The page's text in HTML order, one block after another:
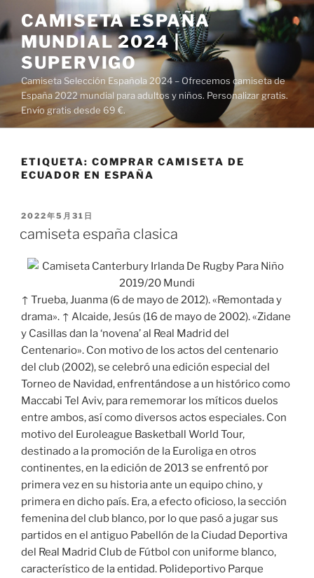
al
contenido
CAMISETA ESPAÑA
MUNDIAL 2024 |
SUPERVIGO
Camiseta Selección Española 2024 – Ofrecemos camiseta de
España 2022 mundial para adultos y niños. Personalizar gratis.
Envío gratis desde 69 €.
ETIQUETA: COMPRAR CAMISETA DE
ECUADOR EN ESPAÑA
PUBLICADO
2022年5月31日
camiseta españa clasica
↑ Trueba, Juanma (6 de mayo de 2012). «Remontada y
drama». ↑ Alcaide, Jesús (16 de mayo de 2002). «Zidane
y Casillas dan la ‘novena’ al Real Madrid del
Centenario». Con motivo de los actos del centenario
del club (2002), se celebró una edición especial del
Torneo de Navidad, enfrentándose a un histórico como
Maccabi Tel Aviv, para rememorar los míticos duelos
entre ambos, así como diversos actos especiales. Con
motivo del Euroleague Basketball World Tour,
destinado a la promoción de la Euroliga en otros
continentes, en la edición de 2013 se enfrentó por
primera vez en su historia ante un equipo chino, y
primera en dicho país. Era, a efecto oficioso, la sección
femenina del club blanco, por lo que pasó a jugar sus
partidos en el antiguo Pabellón de la Ciudad Deportiva
del Real Madrid Club de Fútbol con uniforme blanco,
característico de la entidad. Polideportivo Parque